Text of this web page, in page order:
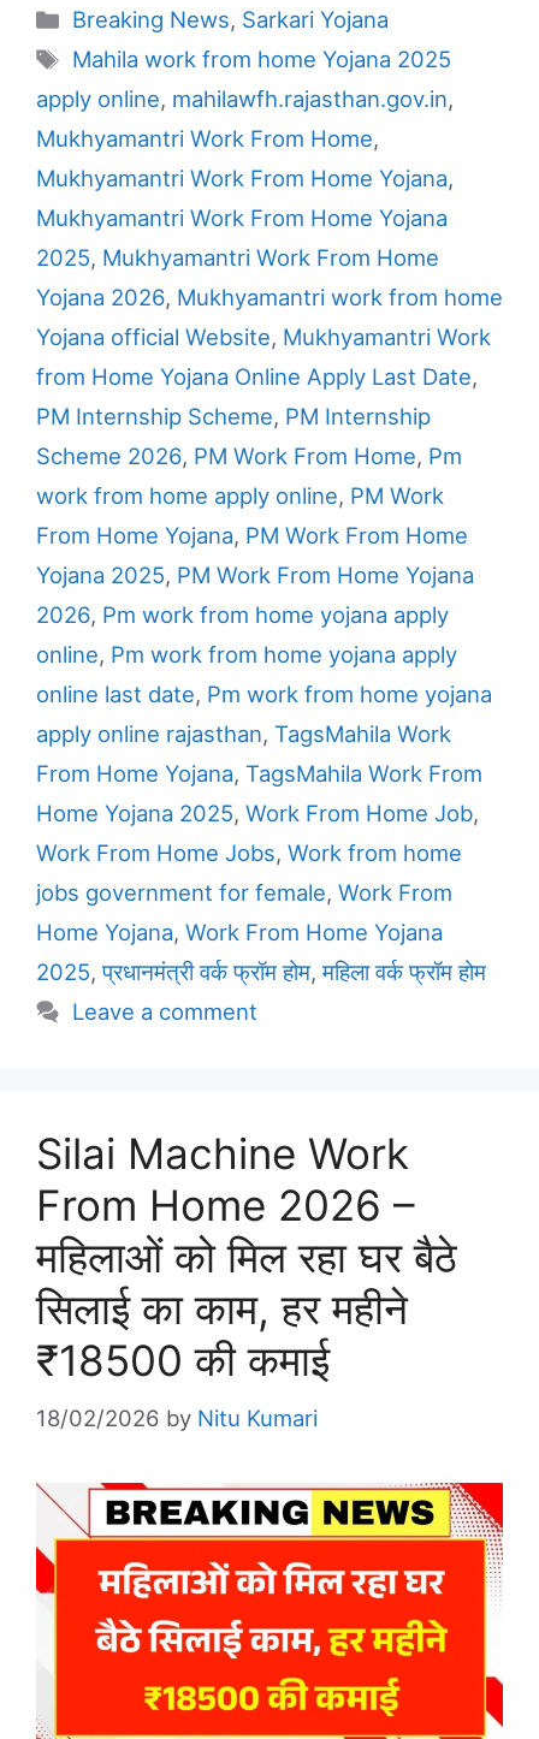
Categories
Breaking News, Sarkari Yojana
Tags
Mahila work from home Yojana 2025
apply online, mahilawfh.rajasthan.gov.in,
Mukhyamantri Work From Home,
Mukhyamantri Work From Home Yojana,
Mukhyamantri Work From Home Yojana
2025, Mukhyamantri Work From Home
Yojana 2026, Mukhyamantri work from home
Yojana official Website, Mukhyamantri Work
from Home Yojana Online Apply Last Date,
PM Internship Scheme, PM Internship
Scheme 2026, PM Work From Home, Pm
work from home apply online, PM Work
From Home Yojana, PM Work From Home
Yojana 2025, PM Work From Home Yojana
2026, Pm work from home yojana apply
online, Pm work from home yojana apply
online last date, Pm work from home yojana
apply online rajasthan, TagsMahila Work
From Home Yojana, TagsMahila Work From
Home Yojana 2025, Work From Home Job,
Work From Home Jobs, Work from home
jobs government for female, Work From
Home Yojana, Work From Home Yojana
2025,प्रधानमंत्री वर्क फ्रॉम होम,महिला वर्क फ्रॉम होम
Leave a comment
Silai Machine Work
From Home 2026 –
महिलाओं को मिल रहा घर बैठे
सिलाई का काम, हर महीने
₹18500 की कमाई
18/02/2026 by Nitu Kumari